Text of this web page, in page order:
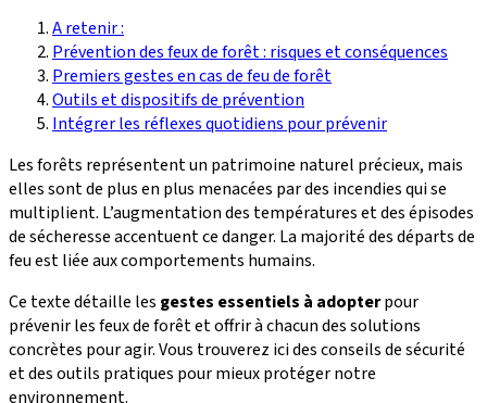
A retenir :
Prévention des feux de forêt : risques et conséquences
Premiers gestes en cas de feu de forêt
Outils et dispositifs de prévention
Intégrer les réflexes quotidiens pour prévenir
Les forêts représentent un patrimoine naturel précieux, mais
elles sont de plus en plus menacées par des incendies qui se
multiplient. L’augmentation des températures et des épisodes
de sécheresse accentuent ce danger. La majorité des départs de
feu est liée aux comportements humains.
Ce texte détaille les gestes essentiels à adopterpour
prévenir les feux de forêt et offrir à chacun des solutions
concrètes pour agir. Vous trouverez ici des conseils de sécurité
et des outils pratiques pour mieux protéger notre
environnement.